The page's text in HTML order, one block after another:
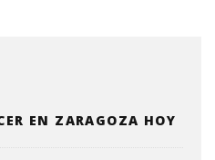
EN ZARAGOZA HOY